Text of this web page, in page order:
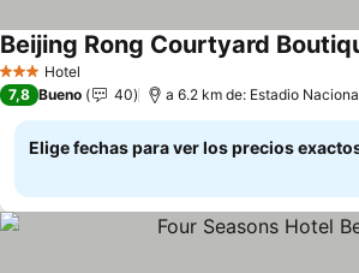
3 Estrellas
Hotel
Beijing Rong Courtyard
7,8 Bueno 40 a 6.2 km de: Estadio
Elige fechas para ver los precios